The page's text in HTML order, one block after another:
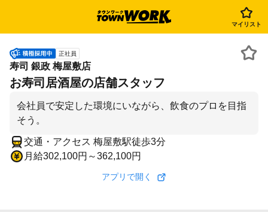
マイリスト
正社員
寿司 銀政 梅屋敷店
お寿司居酒屋の店舗スタッフ
会社員で安定した環境にいながら、飲食のプロを目指
そう。
交通・アクセス 梅屋敷駅徒歩3分
月給302,100円～362,100円
アプリで開く